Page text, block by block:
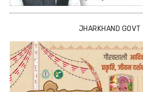
JHARKHAND GOVT